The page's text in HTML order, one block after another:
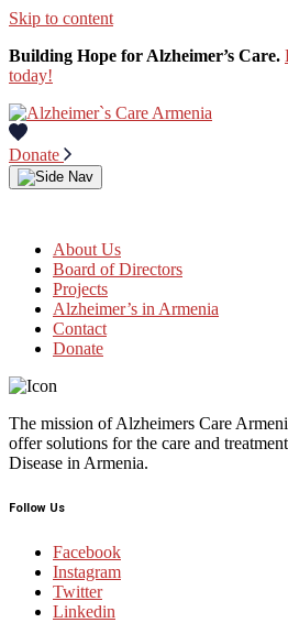
Skip to content
Building Hope for Alzheimer’s Care.
today!
Donate
About Us
Board of Directors
Projects
Alzheimer’s in Armenia
Contact
Donate
The mission of Alzheimers Care
offer solutions for the care and
Disease in Armenia.
Follow Us
Facebook
Instagram
Twitter
Linkedin